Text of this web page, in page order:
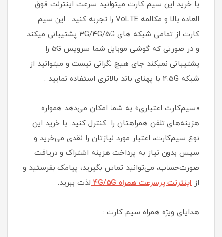
با خرید این سیم کارت میتوانید سرعت اینترنت فوق
العاده بالا و مکالمه VoLTE را تجربه کنید . این سیم
کارت از تمامی شبکه های 3G/4G/5G پشتیبانی میکند
و در صورتی که گوشی موبایل شما سرویس 5G را
پشتیبانی نمیکند جای هیچ نگرانی نیست و میتوانید از
شبکه 4.5G با پهنای باند بالاتری استفاده نمایید .
«سیم‌کارت اعتباری» به شما امکان می‌دهد همواره
هزینه‌های تلفن همراهتان را کنترل کنید. با خرید این
نوع سیم‌کارت، اعتبار مورد نیازتان را نقدی می‌خرید و
سپس بدون نیاز به پرداخت هزینه اشتراک و دریافت
صورت‌حساب، می‌توانید تماس بگیرید، پیامک بفرستید و
از اینترنت پرسرعت همراه 4G/5G لذت ببرید.
هدایای ویژه همراه سیم کارت :